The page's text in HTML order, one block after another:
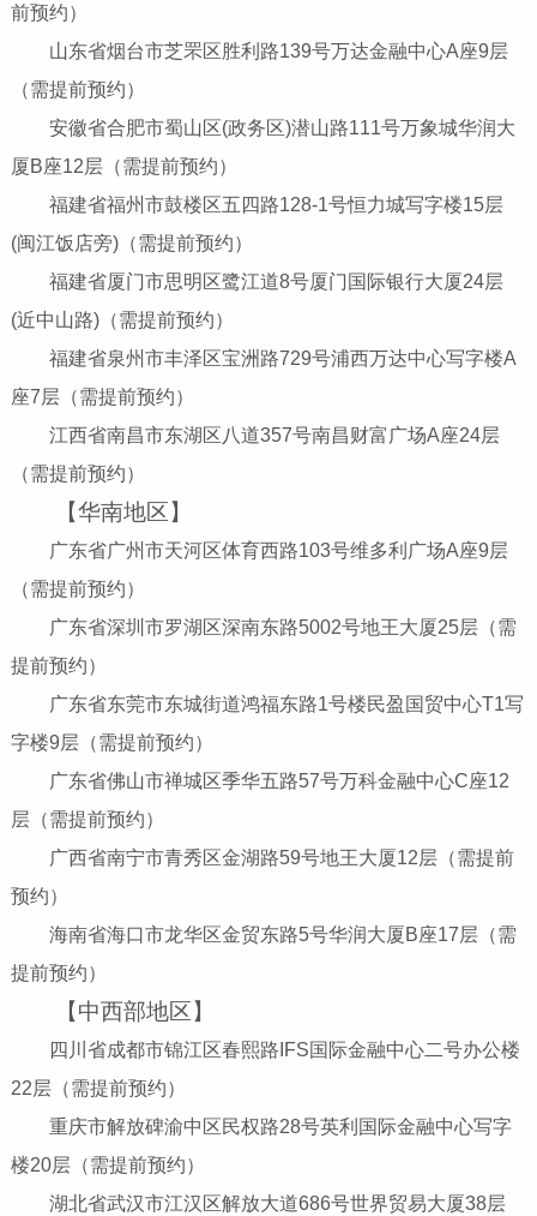
前预约）
山东省烟台市芝罘区胜利路139号万达金融中心A座9层
（需提前预约）
安徽省合肥市蜀山区(政务区)潜山路111号万象城华润大
厦B座12层（需提前预约）
福建省福州市鼓楼区五四路128-1号恒力城写字楼15层
(闽江饭店旁)（需提前预约）
福建省厦门市思明区鹭江道8号厦门国际银行大厦24层
(近中山路)（需提前预约）
福建省泉州市丰泽区宝洲路729号浦西万达中心写字楼A
座7层（需提前预约）
江西省南昌市东湖区八道357号南昌财富广场A座24层
（需提前预约）
【华南地区】
广东省广州市天河区体育西路103号维多利广场A座9层
（需提前预约）
广东省深圳市罗湖区深南东路5002号地王大厦25层（需
提前预约）
广东省东莞市东城街道鸿福东路1号楼民盈国贸中心T1写
字楼9层（需提前预约）
广东省佛山市禅城区季华五路57号万科金融中心C座12
层（需提前预约）
广西省南宁市青秀区金湖路59号地王大厦12层（需提前
预约）
海南省海口市龙华区金贸东路5号华润大厦B座17层（需
提前预约）
【中西部地区】
四川省成都市锦江区春熙路IFS国际金融中心二号办公楼
22层（需提前预约）
重庆市解放碑渝中区民权路28号英利国际金融中心写字
楼20层（需提前预约）
湖北省武汉市江汉区解放大道686号世界贸易大厦38层